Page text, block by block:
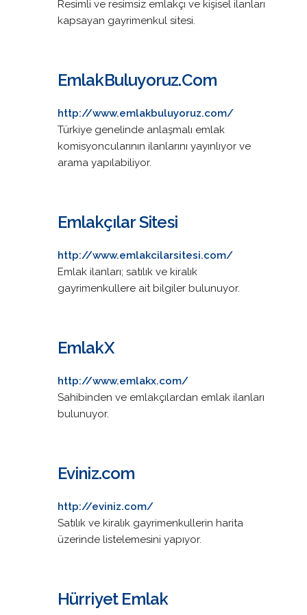
Resimli ve resimsiz emlakçı ve kişisel ilanları
kapsayan gayrimenkul sitesi.
EmlakBuluyoruz.Com
http://www.emlakbuluyoruz.com/
Türkiye genelinde anlaşmalı emlak
komisyoncularının ilanlarını yayınlıyor ve
arama yapılabiliyor.
Emlakçılar Sitesi
http://www.emlakcilarsitesi.com/
Emlak ilanları; satılık ve kiralık
gayrimenkullere ait bilgiler bulunuyor.
EmlakX
http://www.emlakx.com/
Sahibinden ve emlakçılardan emlak ilanları
bulunuyor.
Eviniz.com
http://eviniz.com/
Satılık ve kiralık gayrimenkullerin harita
üzerinde listelemesini yapıyor.
Hürriyet Emlak